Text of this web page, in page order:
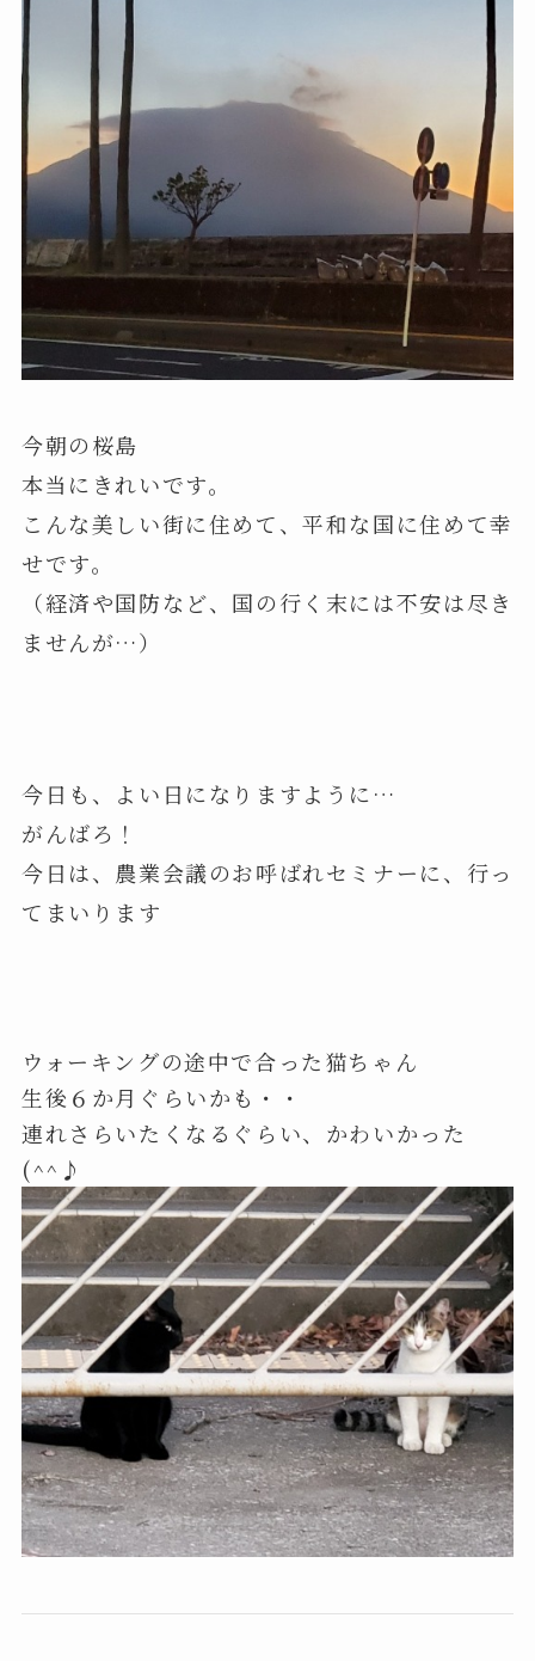
今朝の桜島
本当にきれいです。
こんな美しい街に住めて、平和な国に住めて幸
せです。
（経済や国防など、国の行く末には不安は尽き
ませんが…）
今日も、よい日になりますように…
がんばろ！
今日は、農業会議のお呼ばれセミナーに、行っ
てまいります
ウォーキングの途中で合った猫ちゃん
生後６か月ぐらいかも・・
連れさらいたくなるぐらい、かわいかった
(^^♪